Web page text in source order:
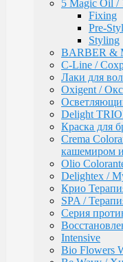
Масла
Сыворотки
Уход за
Шампуни
Kapous
Total
Arganoil
Уход
Aromatic
Biotin Energy
Blond Bar
Brilliants
Caring Line
Gentleman
Glyoxy Sleek
Go-Wash
KAPOUS
5 Magic Oil /
Fixing
Pre-
Styling
BARBER &
C-Line /
Лаки для
Oxigent /
Delight
Краска для
Crema
кашемиром
Olio
Delightex /
Крио
SPA /
Серия
Intensive
Bio Flowers